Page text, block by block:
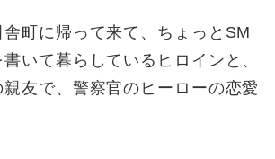
町に帰って来て、ちょっとSM
いて暮らしているヒロインと、
親友で、警察官のヒーローの恋愛